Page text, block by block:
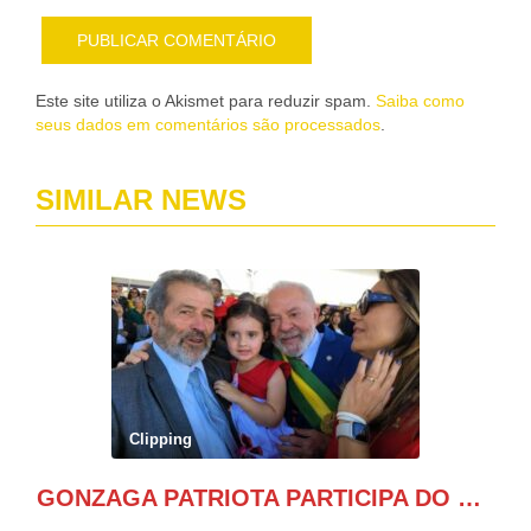
Este site utiliza o Akismet para reduzir spam. Saiba como
seus dados em comentários são processados
SIMILAR NEWS
Clipping
GONZAGA PATRIOTA PARTICIPA DO DESFILE DA INDEPENDÊNCIA NO PALANQUE DA PRESIDÊNCIA DA REPÚBLICA E É ABRAÇADO POR LULA E POR GERALDO ALCKMIN.